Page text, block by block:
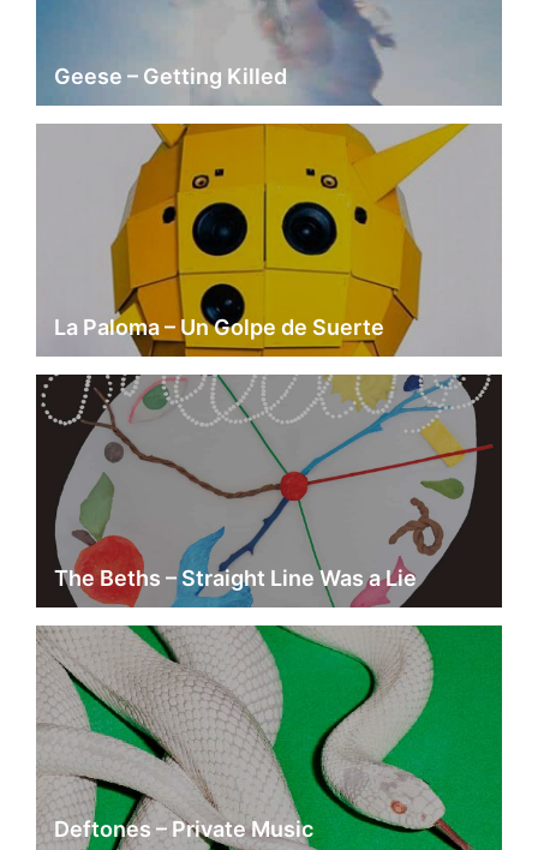
Geese – Getting Killed
La Paloma – Un Golpe de Suerte
The Beths – Straight Line Was a Lie
Deftones – Private Music